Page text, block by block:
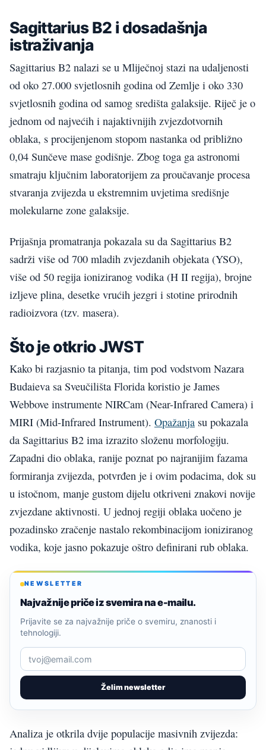
Sagittarius B2 i dosadašnja
istraživanja
Sagittarius B2 nalazi se u Mliječnoj stazi na udaljenosti
od oko 27.000 svjetlosnih godina od Zemlje i oko 330
svjetlosnih godina od samog središta galaksije. Riječ je o
jednom od najvećih i najaktivnijih zvjezdotvornih
oblaka, s procijenjenom stopom nastanka od približno
0,04 Sunčeve mase godišnje. Zbog toga ga astronomi
smatraju ključnim laboratorijem za proučavanje procesa
stvaranja zvijezda u ekstremnim uvjetima središnje
molekularne zone galaksije.
Prijašnja promatranja pokazala su da Sagittarius B2
sadrži više od 700 mladih zvjezdanih objekata (YSO),
više od 50 regija ioniziranog vodika (H II regija), brojne
izljeve plina, desetke vrućih jezgri i stotine prirodnih
radioizvora (tzv. masera).
Što je otkrio JWST
Kako bi razjasnio ta pitanja, tim pod vodstvom Nazara
Budaieva sa Sveučilišta Florida koristio je James
Webbove instrumente NIRCam (Near-Infrared Camera) i
MIRI (Mid-Infrared Instrument). Opažanja su pokazala
da Sagittarius B2 ima izrazito složenu morfologiju.
Zapadni dio oblaka, ranije poznat po najranijim fazama
formiranja zvijezda, potvrđen je i ovim podacima, dok su
u istočnom, manje gustom dijelu otkriveni znakovi novije
zvjezdane aktivnosti. U jednoj regiji oblaka uočeno je
pozadinsko zračenje nastalo rekombinacijom ioniziranog
vodika, koje jasno pokazuje oštro definirani rub oblaka.
NEWSLETTER
Najvažnije priče iz svemira na e-mailu.
Želim newsletter
Prijavite se za najvažnije priče o svemiru, znanosti i
tehnologiji.
Analiza je otkrila dvije populacije masivnih zvijezda: